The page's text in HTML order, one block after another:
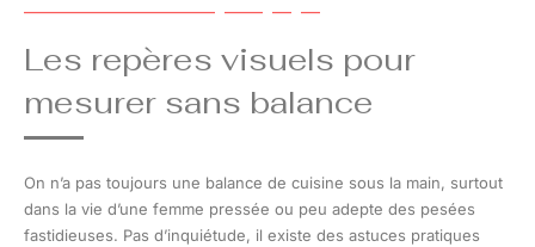
Les repères visuels pour
mesurer sans balance
On n’a pas toujours une balance de cuisine sous la main, surtout
dans la vie d’une femme pressée ou peu adepte des pesées
fastidieuses. Pas d’inquiétude, il existe des astuces pratiques